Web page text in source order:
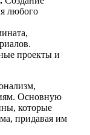
любого
проекты и
Основную
которые
придавая им